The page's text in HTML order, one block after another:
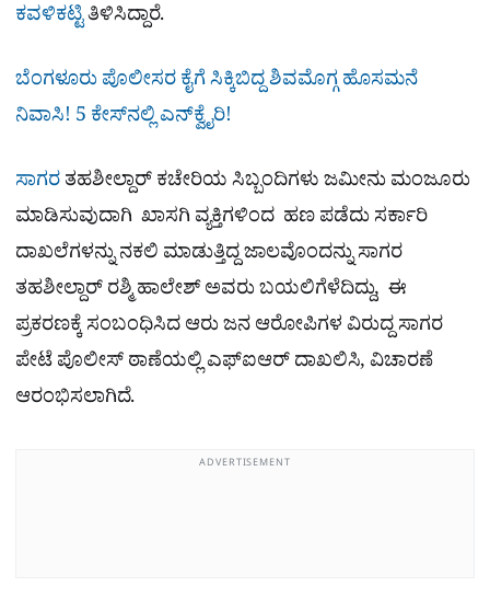
ಕವಳಿಕಟ್ಟಿತಿಳಿಸಿದ್ದಾರೆ.
ಬೆಂಗಳೂರು ಪೊಲೀಸರ ಕೈಗೆ ಸಿಕ್ಕಿಬಿದ್ದ ಶಿವಮೊಗ್ಗ ಹೊಸಮನೆ
ನಿವಾಸಿ! 5 ಕೇಸ್​ನಲ್ಲಿ ಎನ್​ಕ್ವೈರಿ!
ಸಾಗರತಹಶೀಲ್ದಾರ್ ಕಚೇರಿಯ ಸಿಬ್ಬಂದಿಗಳು ಜಮೀನು ಮಂಜೂರು
ಮಾಡಿಸುವುದಾಗಿ ಖಾಸಗಿ‌ ವ್ಯಕ್ತಿಗಳಿಂದ ಹಣ ಪಡೆದು ಸರ್ಕಾರಿ
ದಾಖಲೆಗಳನ್ನು ನಕಲಿ ಮಾಡುತ್ತಿದ್ದ ಜಾಲವೊಂದನ್ನು ಸಾಗರ
ತಹಶೀಲ್ದಾರ್ ರಶ್ಮಿ ಹಾಲೇಶ್ ಅವರು ಬಯಲಿಗೆಳೆದಿದ್ದು, ಈ
ಪ್ರಕರಣಕ್ಕೆ ಸಂಬಂಧಿಸಿದ ಆರು ಜನ ಆರೋಪಿಗಳ ವಿರುದ್ದ ಸಾಗರ
ಪೇಟೆ ಪೊಲೀಸ್ ಠಾಣೆಯಲ್ಲಿ ಎಫ್‌ಐಆರ್ ದಾಖಲಿಸಿ, ವಿಚಾರಣೆ
ಆರಂಭಿಸಲಾಗಿದೆ.
ADVERTISEMENT